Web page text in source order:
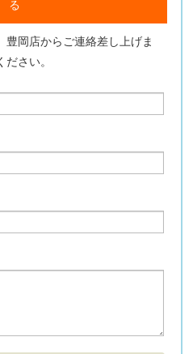
る
岡店からご連絡差し上げま
さい。